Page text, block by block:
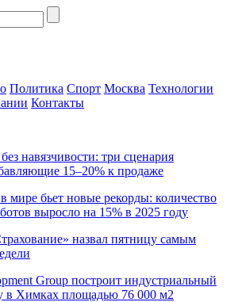
Политика Спорт Москва Технологии
Контакты
навязчивости: три сценария
15–20% к продаже
мире бьет новые рекорды: количество
выросло на 15% в 2025 году
назвал пятницу самым
Group построит индустриальный
в Химках площадью 76 000 м2